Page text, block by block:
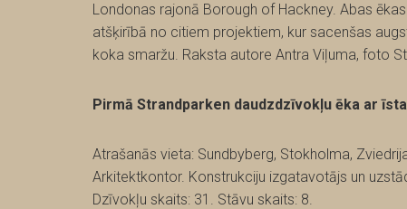
Londonas rajonā Borough of Hackney. Abas
atšķirībā no citiem projektiem, kur sacenšas
koka smaržu. Raksta autore Antra Viļuma, foto
Pirmā Strandparken daudzdzīvokļu ēka ar
Atrašanās vieta: Sundbyberg, Stokholma,
Arkitektkontor. Konstrukciju izgatavotājs un
Dzīvokļu skaits: 31. Stāvu skaits: 8.